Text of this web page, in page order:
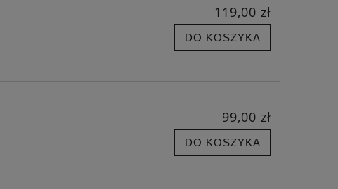
119,00 zł
DO KOSZYKA
99,00 zł
DO KOSZYKA